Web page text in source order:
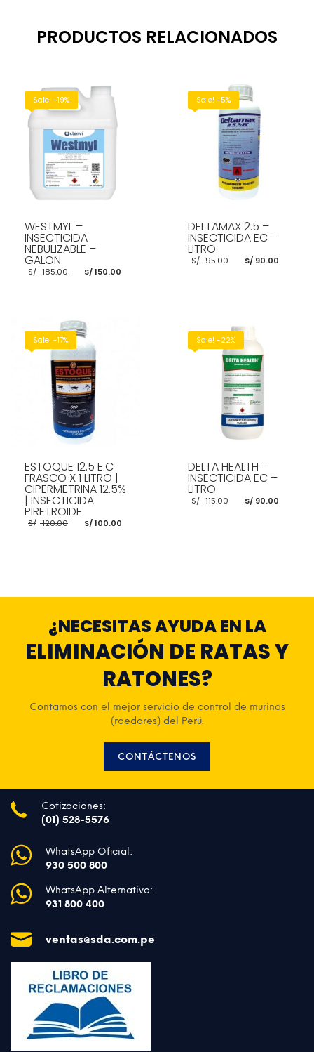
PRODUCTOS RELACIONADOS
Sale! -19%
WESTMYL –
INSECTICIDA
NEBULIZABLE –
GALON
S/ 185.00 El
precio
S/150.00
AÑADIR AL CARRITO
Sale! -5%
DELTAMAX 2.5 –
INSECTICIDA EC –
LITRO
S/ 95.00 El
precio
S/90.00
AÑADIR AL CARRITO
Sale! -17%
ESTOQUE 12.5 E.C
FRASCO X 1 LITRO |
CIPERMETRINA 12.5%
| INSECTICIDA
PIRETROIDE
S/ 120.00 El
precio
S/100.00
Sale! -22%
DELTA HEALTH –
INSECTICIDA EC –
LITRO
S/ 115.00 El
precio
S/90.00
¿NECESITAS AYUDA EN LA
ELIMINACIÓN DE RATAS Y
RATONES?
Contamos con el mejor servicio de control de murinos
(roedores) del Perú.
CONTÁCTENOS
Cotizaciones:
(01) 528-5576
WhatsApp Oficial:
930 500 800
WhatsApp Alternativo:
931 800 400
ventas@sda.com.pe